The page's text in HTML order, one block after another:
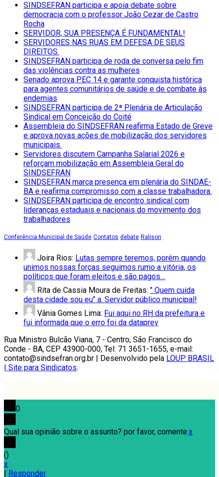
SINDSEFRAN participa e apoia debate sobre
democracia com o professor João Cezar de Castro
Rocha
SERVIDOR, SUA PRESENÇA É FUNDAMENTAL!
SERVIDORES NAS RUAS EM DEFESA DE SEUS
DIREITOS.
SINDSEFRAN participa de roda de conversa pelo fim
das violências contra as mulheres
Senado aprova PEC 14 e garante conquista histórica
para agentes comunitários de saúde e de combate às
endemias
SINDSEFRAN participa de 2ª Plenária de Articulação
Sindical em Conceição do Coité
Assembleia do SINDSEFRAN reafirma Estado de Greve
e aprova novas ações de mobilização dos servidores
municipais.
Servidores discutem Campanha Salarial 2026 e
reforçam mobilização em Assembleia Geral do
SINDSEFRAN
SINDSEFRAN marca presença em plenária do SINDAE-
BA e reafirma compromisso com a classe trabalhadora.
SINDSEFRAN participa de encontro sindical com
lideranças estaduais e nacionais do movimento dos
trabalhadores
Conferência Municipal de Saúde Contatos debate Ralison
Joira Rios: Lutas sempre teremos, porém quando
unimos nossas forças seguimos rumo a vitória, os
políticos que foram eleitos e são pagos…
Rita de Cassia Moura de Freitas: " Quem cuida
desta cidade sou eu" a. Servidor público municipal!
Vânia Gomes Lima: Fui aqui no RH da prefeitura e
fui informada que o erro foi da dataprev
Rua Ministro Bulcão Viana, 7 - Centro, São Francisco do
Conde - BA, CEP 43900-000, Tel: 71 3651-1655, e-mail:
contato@sindsefran.org.br | Desenvolvido pela LOUP BRASIL
| Site para Sindicatos.
0
Qual sua opinião sobre o assunto? por favor, comente.x
()
x
Responder